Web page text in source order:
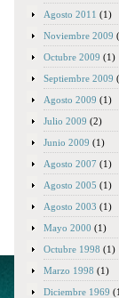
Agosto 2011 (1)
Noviembre 2009
Octubre 2009 (1)
Septiembre 2009
Agosto 2009 (1)
Julio 2009 (2)
Junio 2009 (1)
Agosto 2007 (1)
Agosto 2005 (1)
Agosto 2003 (1)
Mayo 2000 (1)
Octubre 1998 (1)
Marzo 1998 (1)
Diciembre 1969